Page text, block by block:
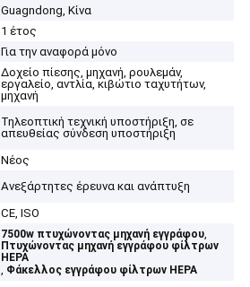
Guagndong, Κίνα
1 έτος
Για την αναφορά μόνο
Δοχείο πίεσης, μηχανή, ρουλεμάν,
εργαλείο, αντλία, κιβώτιο ταχυτήτων,
μηχανή
Τηλεοπτική τεχνική υποστήριξη, σε
απευθείας σύνδεση υποστήριξη
Νέος
Ανεξάρτητες έρευνα και ανάπτυξη
CE, ISO
7500w πτυχώνοντας μηχανή εγγράφου,
Πτυχώνοντας μηχανή εγγράφου φίλτρων
HEPA
, Φάκελλος εγγράφου φίλτρων HEPA